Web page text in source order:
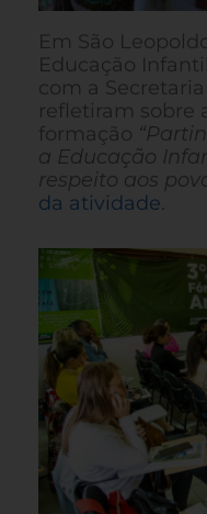
Em São
Educação
com a
refletiram sobre
formação
a Educação
respeito aos
da atividade.